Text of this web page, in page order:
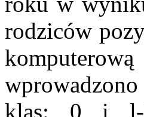
rodziców
klas: 0 i l-lll